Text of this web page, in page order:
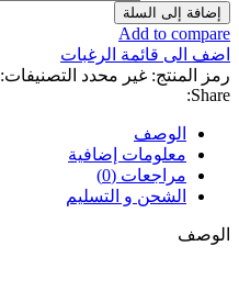
إضافة إلى السلة
Add to compare
اضف الى قائمة الرغبات
رمز المنتج: غير محدد التصنيفات:
Share:
الوصف
معلومات إضافية
مراجعات (0)
الشحن و التسليم
الوصف